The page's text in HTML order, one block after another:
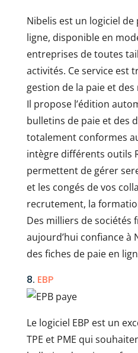
Nibelis est un logiciel
ligne, disponible en
entreprises de toutes
activités. Ce service est
gestion de la paie et
Il propose l’édition
bulletins de paie et des
totalement conformes
intègre différents outils
permettent de gérer
et les congés de vos
recrutement, la
Des milliers de sociétés
aujourd’hui confiance
des fiches de paie en
8. EBP
Le logiciel EBP est un
TPE et PME qui